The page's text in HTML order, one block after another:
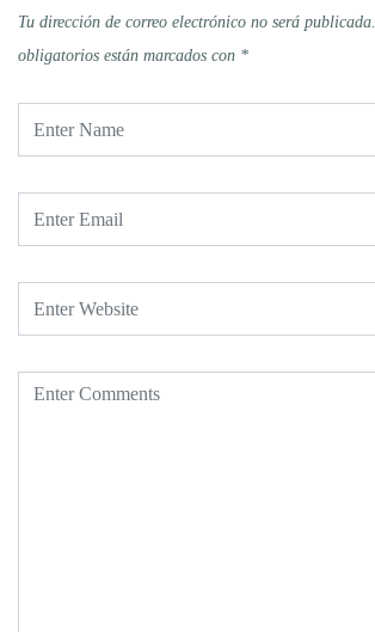
Tu dirección de correo electrónico no será publicada.
obligatorios están marcados con *